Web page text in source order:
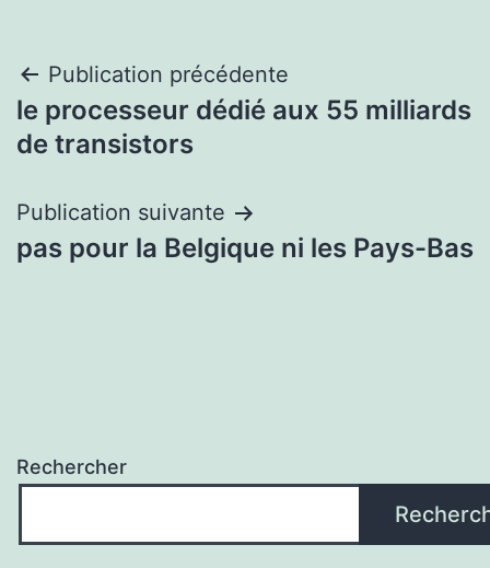
Navigation
de
Publication précédente
le processeur dédié aux 55 milliards
de transistors
Publication suivante
pas pour la Belgique ni les Pays-Bas
Rechercher